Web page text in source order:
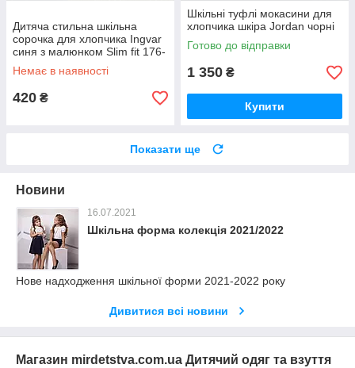
Дитяча стильна шкільна
сорочка для хлопчика Ingvar
синя з малюнком Slim fit 176-
182
Немає в наявності
420 ₴
Шкільні туфлі мокасини для
хлопчика шкіра Jordan чорні
Готово до відправки
1 350 ₴
Купити
Показати ще
Новини
16.07.2021
Шкільна форма колекція 2021/2022
Нове надходження шкільної форми 2021-2022 року
Дивитися всі новини
Магазин mirdetstva.com.ua Дитячий одяг та взуття